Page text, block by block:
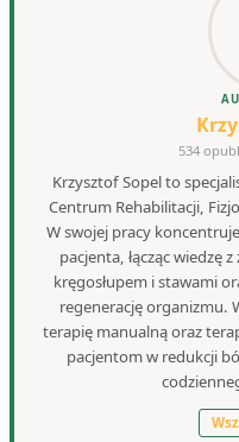
534
Krzysztof Sopel to
Centrum Rehabilitacji,
W swojej pracy
pacjenta, łącząc wiedzę
kręgosłupem i stawami
regenerację organizmu.
terapię manualną oraz
pacjentom w redukcji